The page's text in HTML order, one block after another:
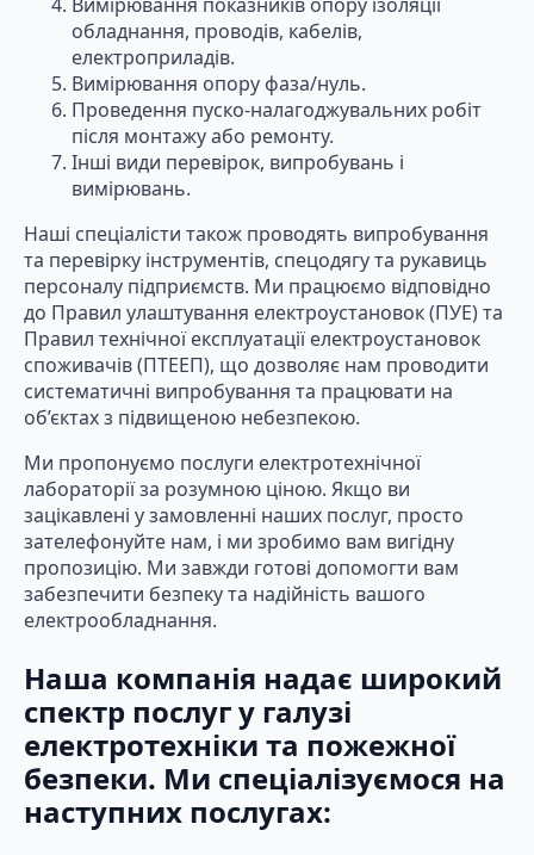
обладнання, проводів, кабелів,
електроприладів.
Вимірювання опору фаза/нуль.
Проведення пуско-налагоджувальних робіт
після монтажу або ремонту.
Інші види перевірок, випробувань і
вимірювань.
Наші спеціалісти також проводять випробування
та перевірку інструментів, спецодягу та рукавиць
персоналу підприємств. Ми працюємо відповідно
до Правил улаштування електроустановок (ПУЕ) та
Правил технічної експлуатації електроустановок
споживачів (ПТЕЕП), що дозволяє нам проводити
систематичні випробування та працювати на
об’єктах з підвищеною небезпекою.
Ми пропонуємо послуги електротехнічної
лабораторії за розумною ціною. Якщо ви
зацікавлені у замовленні наших послуг, просто
зателефонуйте нам, і ми зробимо вам вигідну
пропозицію. Ми завжди готові допомогти вам
забезпечити безпеку та надійність вашого
електрообладнання.
Наша компанія надає широкий
спектр послуг у галузі
електротехніки та пожежної
безпеки. Ми спеціалізуємося на
наступних послугах: